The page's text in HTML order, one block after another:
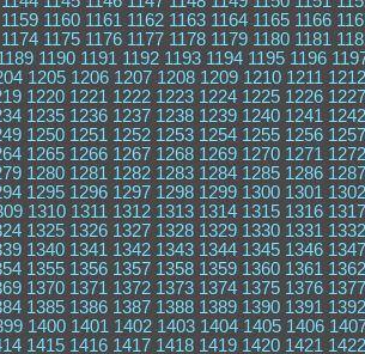
1159 1160 1161 1162 1163 1164 1165 1166
1174 1175 1176 1177 1178 1179 1180 1181
1190 1191 1192 1193 1194 1195 1196
1205 1206 1207 1208 1209 1210 1211 1212
1220 1221 1222 1223 1224 1225 1226 1227
1235 1236 1237 1238 1239 1240 1241 1242
1250 1251 1252 1253 1254 1255 1256 1257
1265 1266 1267 1268 1269 1270 1271 1272
1280 1281 1282 1283 1284 1285 1286 1287
1295 1296 1297 1298 1299 1300 1301 1302
1310 1311 1312 1313 1314 1315 1316 1317
1325 1326 1327 1328 1329 1330 1331 1332
1340 1341 1342 1343 1344 1345 1346 1347
1355 1356 1357 1358 1359 1360 1361 1362
1370 1371 1372 1373 1374 1375 1376 1377
1385 1386 1387 1388 1389 1390 1391 1392
1400 1401 1402 1403 1404 1405 1406
1415 1416 1417 1418 1419 1420 1421 1422